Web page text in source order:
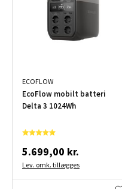
ECOFLOW
EcoFlow mobilt batteri
Delta 3 1024Wh
5.699,00 kr.
Lev. omk. tillægges